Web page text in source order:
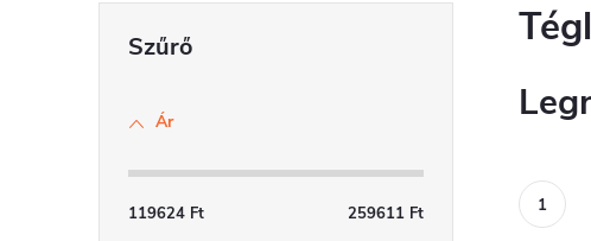
Ár
119624 Ft 259611 Ft